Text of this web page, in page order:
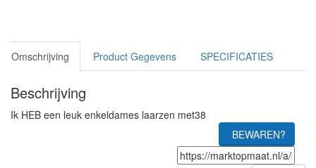
Omschrijving Product Gegevens SPECIFICATIES
Beschrijving
Ik HEB een leuk enkeldames laarzen met38
BEWAREN?